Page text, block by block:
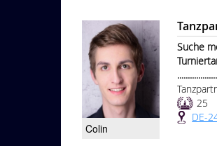
Colin
Suche
25
DE-